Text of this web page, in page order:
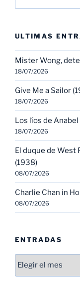
por:
ULTIMAS
Mister Wong,
18/07/2026
Give Me a Sailor
18/07/2026
Los líos de
18/07/2026
El duque de West
(1938)
08/07/2026
Charlie Chan in
08/07/2026
ENTRADAS
Entradas